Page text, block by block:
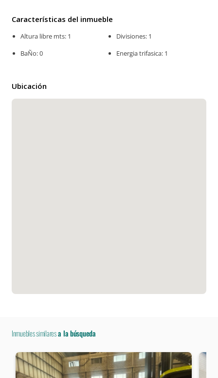
Características del inmueble
Altura libre mts: 1
BaÑo: 0
Divisiones: 1
Energia trifasica: 1
Ubicación
Inmuebles similaresa la búsqueda